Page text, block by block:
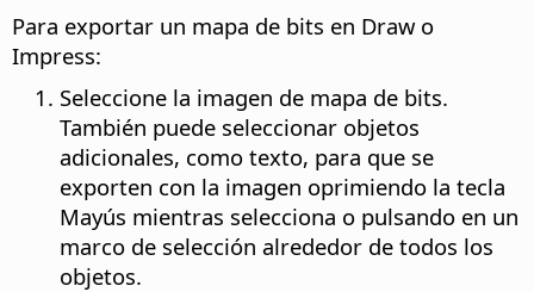
Para exportar un mapa de bits en Draw o
Impress:
Seleccione la imagen de mapa de bits.
También puede seleccionar objetos
adicionales, como texto, para que se
exporten con la imagen oprimiendo la tecla
Mayús mientras selecciona o pulsando en un
marco de selección alrededor de todos los
objetos.